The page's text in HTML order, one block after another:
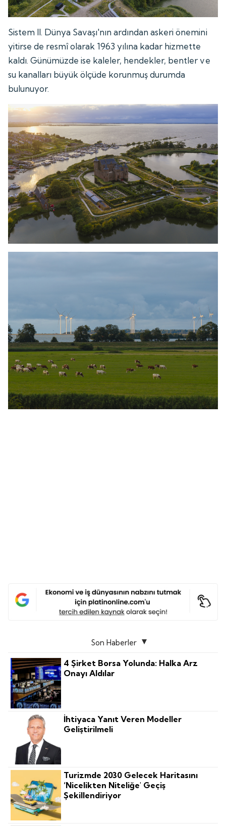
Sistem II. Dünya Savaşı'nın ardından askeri önemini
yitirse de resmî olarak 1963 yılına kadar hizmette
kaldı. Günümüzde ise kaleler, hendekler, bentler ve
su kanalları büyük ölçüde korunmuş durumda
bulunuyor.
Son Haberler
4 Şirket Borsa Yolunda: Halka Arz
Onayı Aldılar
İhtiyaca Yanıt Veren Modeller
Geliştirilmeli
Turizmde 2030 Gelecek Haritasını
‘nicelikten Niteliğe' Geçiş
Şekillendiriyor